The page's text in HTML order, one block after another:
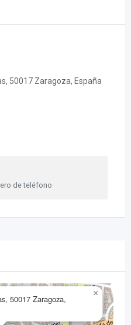
50017 Zaragoza, España
de teléfono
50017 Zaragoza,
×